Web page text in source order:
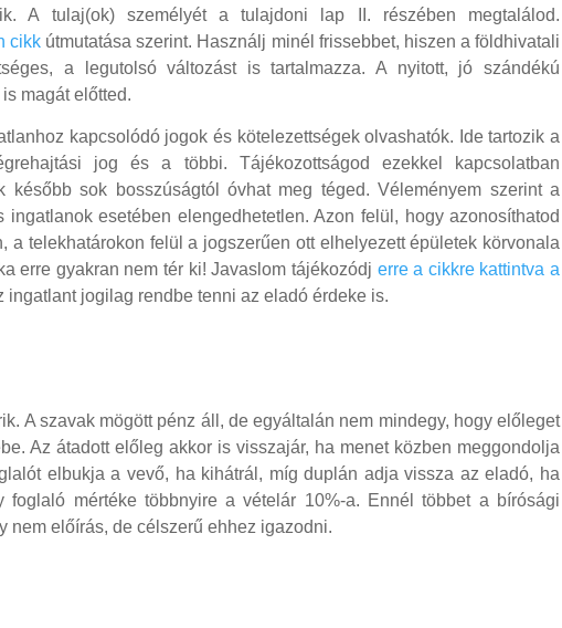
A tulaj(ok) személyét a tulajdoni lap II. részében megtalálod.
cikk útmutatása szerint. Használj minél frissebbet, hiszen a földhivatali
a legutolsó változást is tartalmazza. A nyitott, jó szándékú
magát előtted.
kapcsolódó jogok és kötelezettségek olvashatók. Ide tartozik a
jog és a többi. Tájékozottságod ezekkel kapcsolatban
később sok bosszúságtól óvhat meg téged. Véleményem szerint a
ingatlanok esetében elengedhetetlen. Azon felül, hogy azonosíthatod
a telekhatárokon felül a jogszerűen ott elhelyezett épületek körvonala
erre gyakran nem tér ki! Javaslom tájékozódj erre a cikkre kattintva a
ingatlant jogilag rendbe tenni az eladó érdeke is.
A szavak mögött pénz áll, de egyáltalán nem mindegy, hogy előleget
Az átadott előleg akkor is visszajár, ha menet közben meggondolja
elbukja a vevő, ha kihátrál, míg duplán adja vissza az eladó, ha
mértéke többnyire a vételár 10%-a. Ennél többet a bírósági
nem előírás, de célszerű ehhez igazodni.